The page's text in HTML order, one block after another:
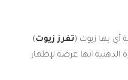
أي بها زيوت (تفرز زيوت)
انها عرضة لإظهار